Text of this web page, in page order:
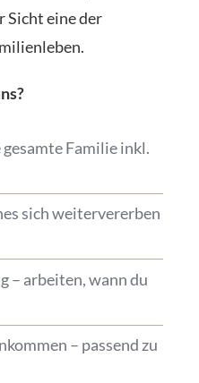
Sicht eine der
Familie inkl.
sich weitervererben
– arbeiten, wann du
– passend zu